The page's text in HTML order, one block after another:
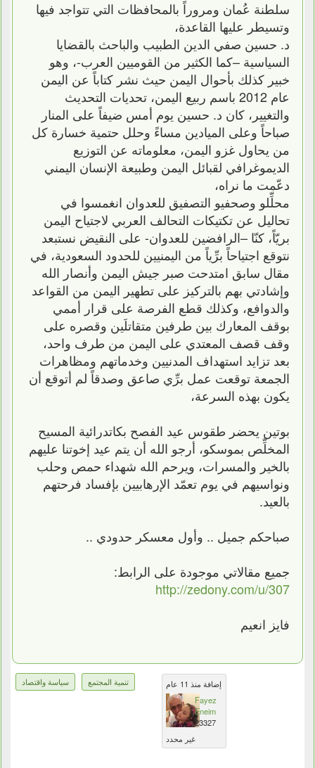
سلطنة عُمان ومروراً بالمحافظات التي تتواجد فيها
وتسيطر عليها القاعدة،
د. حسين صفي الدين الطبيب والباحث بالقضايا
السياسية –كما الكثير من القوميين العرب-، وهو
خبير كذلك بأحوال اليمن حيث نشر كتاباً عن اليمن
عام 2012 باسم ربيع اليمن، تحديات التحديث
والتغيير، كان د. حسين يوم أمس ضيفاً على المنار
صباحاً وعلى الميادين مساءً وحلل حتمية خسارة كل
من يحاول غزو اليمن، معلوماته عن التوزيع
الديموغرافي لقبائل اليمن وطبيعة الإنسان اليمني
دعّمت ما نراه،
محلِّلو وصحفيو التصفيق للعدوان انغمسوا في
تحاليل عن تكتيكات التحالف العربي لاجتياح اليمن
بريّاً، كنّا –الرافضين للعدوان- على النقيض نستبعد
نتوقع اجتياحاً برِّياً من اليمنيين للحدود السعودية، في
مقال سابق امتدحت صبر جيش اليمن وأنصار الله
وإشادتي بهم بالتركيز على تطهير اليمن من القواعد
والدوافع، وكذلك قطع الفرصة على قرار أممي
بوقف المعارك بين طرفين متقاتلَين وقصره على
وقف قصف المعتدي على اليمن من طرف واحد،
بعد تزايد استهداف المدنيين وخدماتهم ومظاهرات
الجمعة توقعت عمل برِّي صاعق وصدقاً لم أتوقع أن
يكون بهذه السرعة،
بوتين يحضر طقوس عيد الفصح بكاتدرائية المسيح
المخلِّص بموسكو، أرجو الله أن يتم عيد إخوتنا عليهم
بالخير والمسرات، ويرحم الله شهداء حمص وحلب
ونواسيهم في يوم تعمّد الإرهابيين بإفساد فرحتهم
بالعيد.
صباحكم جميل .. وأول معسكر حدودي ..
جميع مقالاتي موجودة على الرابط:
http://zedony.com/u/307
فايز انعيم
تنمية المجتمع سياسة واقتصاد
إضافة منذ 11 عام
Fayez
Eneim
23327
غير محدد